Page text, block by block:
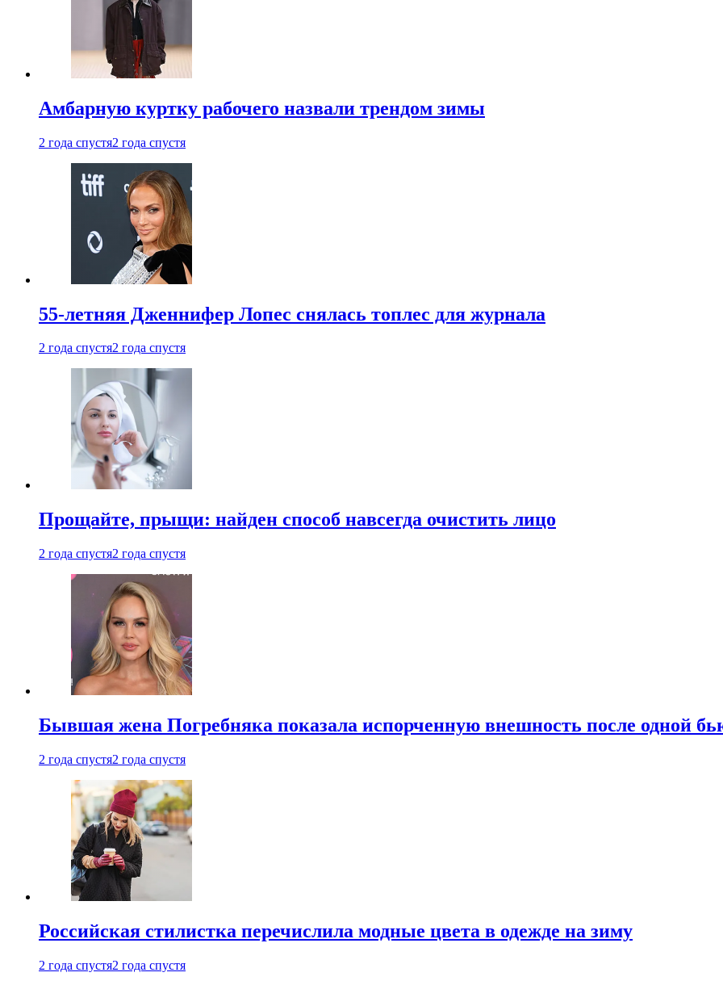
Амбарную куртку рабочего назвали трендом зимы
2 года спустя2 года спустя
55-летняя Дженнифер Лопес снялась топлес для журнала
2 года спустя2 года спустя
Прощайте, прыщи: найден способ навсегда очистить лицо
2 года спустя2 года спустя
Бывшая жена Погребняка показала испорченную внешность после одной
2 года спустя2 года спустя
Российская стилистка перечислила модные цвета в одежде на зиму
2 года спустя2 года спустя